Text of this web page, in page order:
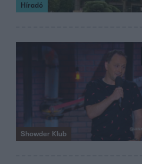
Híradó
Showder Klub